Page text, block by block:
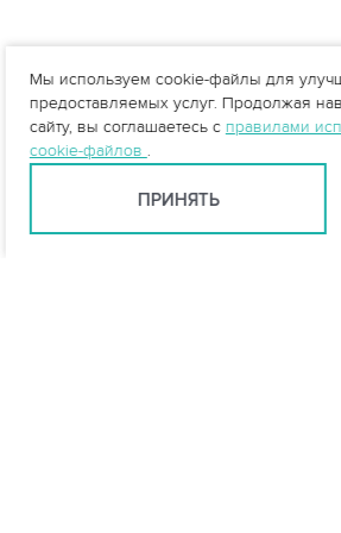
Мы используем cookie-файлы для
предоставляемых услуг. Продолжая
сайту, вы соглашаетесь с правилами
cookie-файлов .
ПРИНЯТЬ